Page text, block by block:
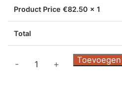
Product Price €82.50 x 1
Total
- +